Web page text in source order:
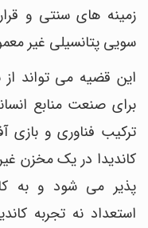
زمینه های سنتی و
سویی پتانسیلی غیر
این قضیه می تواند از
برای صنعت منابع
ترکیب فناوری و بازی
کاندیدا در یک مخزن
پذیر می شود و به
استعداد نه تجربه